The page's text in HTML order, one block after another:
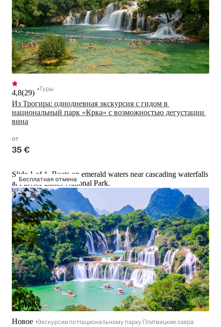
Из Трогира: однодневная экскурсия с гидом в
национальный парк «Крка» с возможностью дегустации
вина
4,8(29) Туры
от
35 €
Бесплатная отмена
Slide 1 of 1, Boats on emerald waters near cascading waterfalls
at Plitvice Lakes National Park.
Новое Экскурсии по Национальному парку Плитвицкие озера